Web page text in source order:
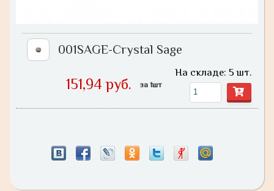
001SAGE-Crystal Sage
151,94 руб. за 1шт
На складе: 5 шт.